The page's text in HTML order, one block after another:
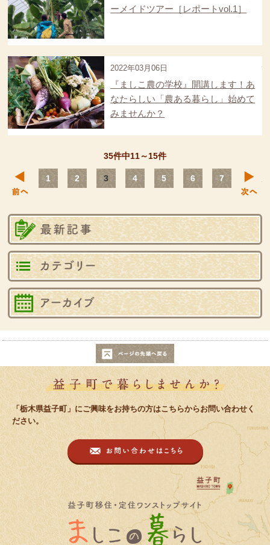
ーメイドツアー［レポートvol.1］
2022年03月06日
『ましこ農の学校』開講します！あ
なたらしい「農ある暮らし」始めて
みませんか？
35件中11～15件
前へ1 2 3 4 5 6 7
最
カ
バ
益子町で暮
「栃木県益子町」にご興味をお持ちの方はこちらからお問い合わせく
ださい。
お問い合わせは
益子町移住・定